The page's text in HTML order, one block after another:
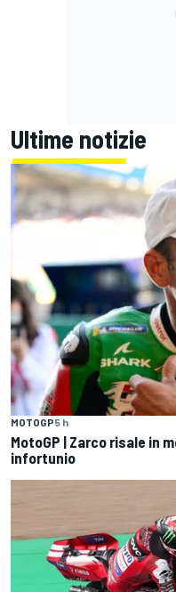
Ultime notizie
MOTOGP5 h
MotoGP | Zarco risale in
infortunio